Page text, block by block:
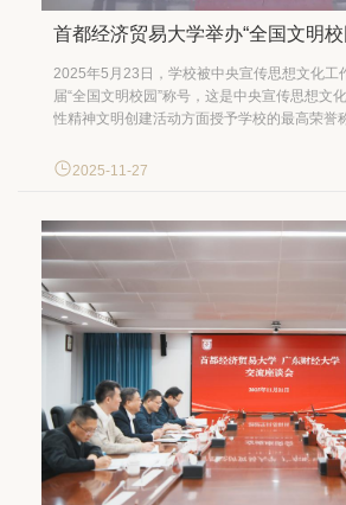
首都经济贸易大学举办“全国文明
2025年5月23日，学校被中央宣传思想文化工
届“全国文明校园”称号，这是中央宣传思想文
性精神文明创建活动方面授予学校的最高荣誉
书记、校长吴卫星，党委常委、副校长姚林修
2025-11-27